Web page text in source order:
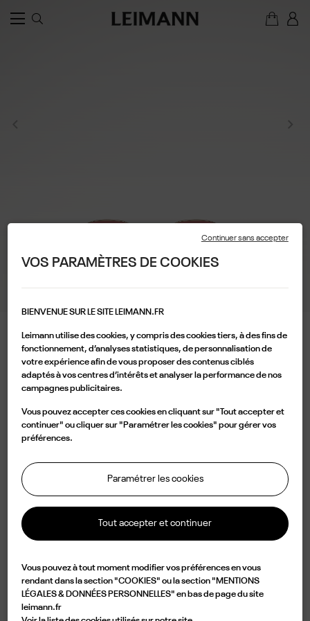
LEIMANN VIII ROSE GOLD
Couleur
Ajouter au panier
Caractérisée par une forme rectangulaire anguleuse de couleur or rose et un
pont vintage, la LEIM VIII C 009allie élégance et originalité. Légère mais
conçue pour être durable, cette monture est fabriquée à la main en France à
VOS PARAMÈTRES DE COOKIES
BIENVENUE SUR LE SITE LEIMANN.FR
Leimann utilise des cookies, y compris des cookies tiers, à des fins de
fonctionnement, d’analyses statistiques, de personnalisation de
votre expérience afin de vous proposer des contenus ciblés
adaptés à vos centres d’intérêts et analyser la performance de nos
campagnes publicitaires.
Vous pouvez accepter ces cookies en cliquant sur "Tout accepter et
continuer" ou cliquer sur "Paramétrer les cookies" pour gérer vos
préférences.
Paramétrer les cookies
Tout accepter et continuer
Vous pouvez à tout moment modifier vos préférences en vous
rendant dans la section "COOKIES" ou la section "MENTIONS
LÉGALES & DONNÉES PERSONNELLES" en bas de page du site
leimann.fr
Continuer sans accepter